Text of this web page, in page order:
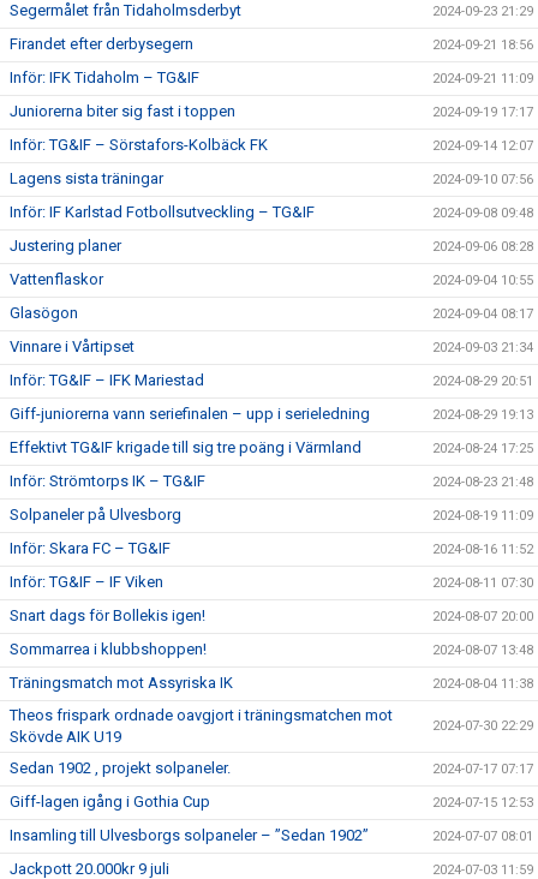
Segermålet från Tidaholmsderbyt 2024-09-23 21:29
Firandet efter derbysegern 2024-09-21 18:56
Inför: IFK Tidaholm – TG&IF 2024-09-21 11:09
Juniorerna biter sig fast i toppen 2024-09-19 17:17
Inför: TG&IF – Sörstafors-Kolbäck FK 2024-09-14 12:07
Lagens sista träningar 2024-09-10 07:56
Inför: IF Karlstad Fotbollsutveckling – TG&IF 2024-09-08 09:48
Justering planer 2024-09-06 08:28
Vattenflaskor 2024-09-04 10:55
Glasögon 2024-09-04 08:17
Vinnare i Vårtipset 2024-09-03 21:34
Inför: TG&IF – IFK Mariestad 2024-08-29 20:51
Giff-juniorerna vann seriefinalen – upp i serieledning 2024-08-29 19:13
Effektivt TG&IF krigade till sig tre poäng i Värmland 2024-08-24 17:25
Inför: Strömtorps IK – TG&IF 2024-08-23 21:48
Solpaneler på Ulvesborg 2024-08-19 11:09
Inför: Skara FC – TG&IF 2024-08-16 11:52
Inför: TG&IF – IF Viken 2024-08-11 07:30
Snart dags för Bollekis igen! 2024-08-07 20:00
Sommarrea i klubbshoppen! 2024-08-07 13:48
Träningsmatch mot Assyriska IK 2024-08-04 11:38
Theos frispark ordnade oavgjort i träningsmatchen mot
Skövde AIK U19
2024-07-30 22:29
Sedan 1902 , projekt solpaneler. 2024-07-17 07:17
Giff-lagen igång i Gothia Cup 2024-07-15 12:53
Insamling till Ulvesborgs solpaneler – ”Sedan 1902” 2024-07-07 08:01
Jackpott 20.000kr 9 juli 2024-07-03 11:59